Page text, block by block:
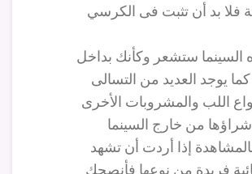
فلا بد أن تثبت فى الكرسي
السينما ستشعر وكأنك بداخل
كما يوجد العديد من التسالى
اللب والمشروبات الأخرى
من خارج السينما
إذا أردت أن تشهد
فريدة من نوعها فأنصحك